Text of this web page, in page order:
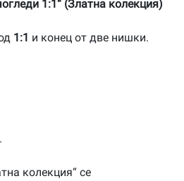
1:1“ (Златна колекция)
1:1 и конец от две нишки.
.
колекция“ се